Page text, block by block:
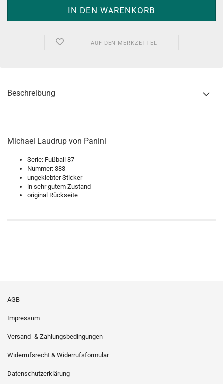
AUF DEN MERKZETTEL
Beschreibung
Michael Laudrup von Panini
Serie: Fußball 87
Nummer: 383
ungeklebter Sticker
in sehr gutem Zustand
original Rückseite
AGB
Impressum
Versand- & Zahlungsbedingungen
Widerrufsrecht & Widerrufsformular
Datenschutzerklärung